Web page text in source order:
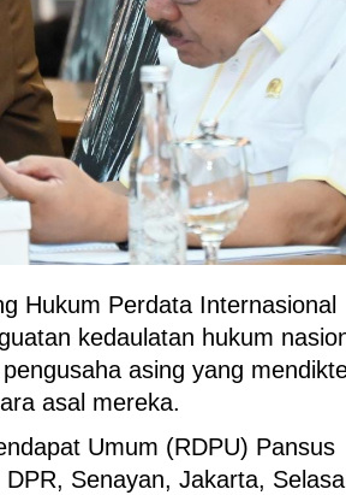
Hukum Perdata Internasional
kedaulatan hukum
asing yang
asal mereka.
Umum (RDPU) Pansus
Senayan, Jakarta, Selasa